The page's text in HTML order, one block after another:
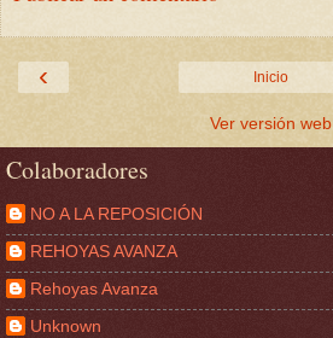
‹ Inicio
Ver versión web
Colaboradores
NO A LA REPOSICIÓN
REHOYAS AVANZA
Rehoyas Avanza
Unknown